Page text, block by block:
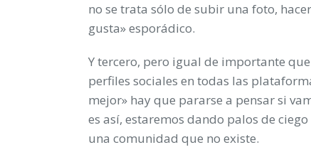
no se trata sólo de subir una foto,
gusta» esporádico.
Y tercero, pero igual de importante
perfiles sociales en todas las
mejor» hay que pararse a pensar si
es así, estaremos dando palos de
una comunidad que no existe.